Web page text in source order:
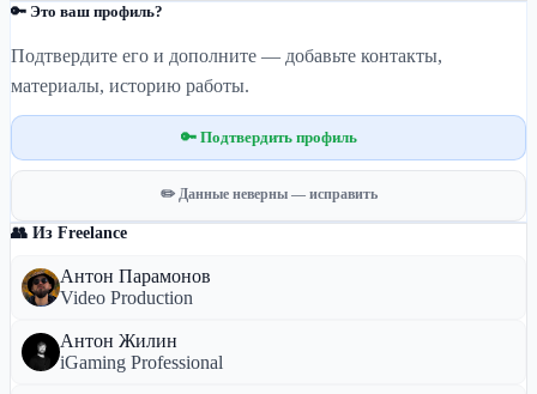
🔑 Это ваш профиль?
Подтвердите его и дополните — добавьте контакты,
материалы, историю работы.
🔑 Подтвердить профиль
✏️ Данные неверны — исправить
👥 Из Freelance
Антон Парамонов
Video Production
Антон Жилин
iGaming Professional